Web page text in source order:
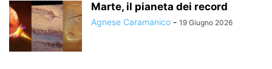
Marte, il pianeta dei record
Agnese Caramanico - 19 Giugno 2026